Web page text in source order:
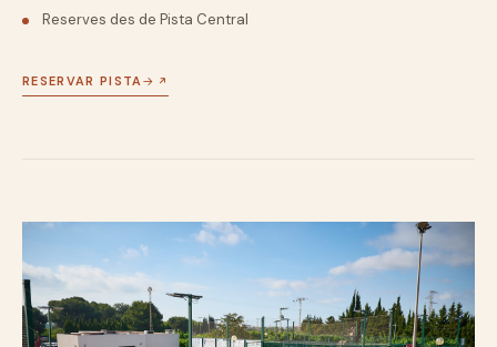
Reserves des de Pista Central
RESERVAR PISTA→